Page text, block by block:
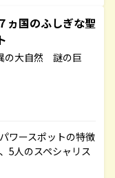
国のふしぎな聖
の大自然 謎の巨
ワースポットの特徴
5人のスペシャリス